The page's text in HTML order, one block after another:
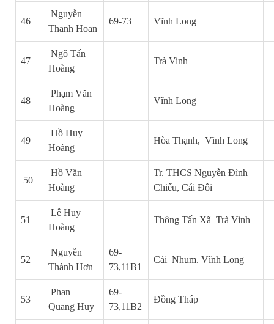
46
Nguyễn
Thanh Hoan
69-73 Vĩnh Long
47
Ngô Tấn
Hoàng
Trà Vinh
48
Phạm Văn
Hoàng
Vĩnh Long
49
Hồ Huy
Hoàng
Hòa Thạnh, Vĩnh Long
50
Hồ Văn
Hoàng
Tr. THCS Nguyễn Đình
Chiểu, Cái Đôi
51
Lê Huy
Hoàng
Thông Tấn Xã Trà Vinh
52
Nguyễn
Thành Hơn
69-
73,11B1
Cái Nhum. Vĩnh Long
53
Phan
Quang Huy
69-
73,11B2
Đồng Tháp